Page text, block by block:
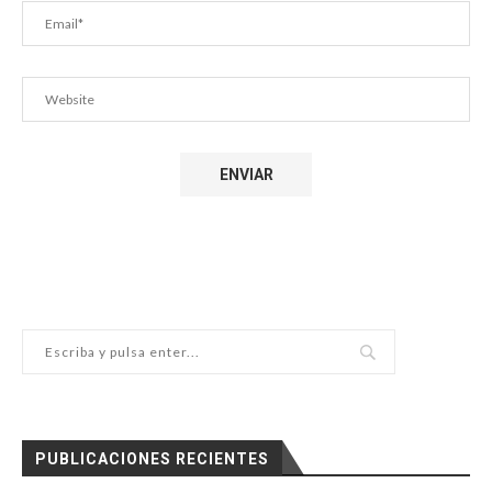
PUBLICACIONES RECIENTES